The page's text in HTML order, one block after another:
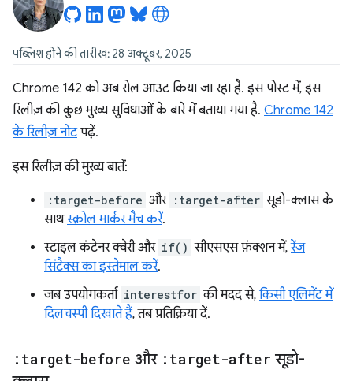
पब्लिश होने की तारीख: 28 अक्टूबर, 2025
Chrome 142 को अब रोल आउट किया जा रहा है. इस पोस्ट में, इस
रिलीज़ की कुछ मुख्य सुविधाओं के बारे में बताया गया है. Chrome 142
के रिलीज़ नोटपढ़ें.
इस रिलीज़ की मुख्य बातें:
:target-before और :target-after सूडो-क्लास के
साथस्क्रोल मार्कर मैच करें.
स्टाइल कंटेनर क्वेरी और if() सीएसएस फ़ंक्शन में,रेंज
सिंटैक्स का इस्तेमाल करें.
जब उपयोगकर्ता interestfor की मदद से, किसी एलिमेंट में
दिलचस्पी दिखाते हैं, तब प्रतिक्रिया दें.
:target-before और :target-after सूडो-